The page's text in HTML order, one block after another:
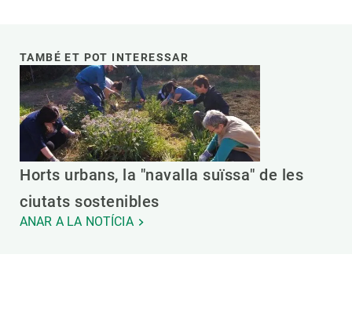
TAMBÉ ET POT INTERESSAR
Horts urbans, la "navalla suïssa" de les
ciutats sostenibles
ANAR A LA NOTÍCIA